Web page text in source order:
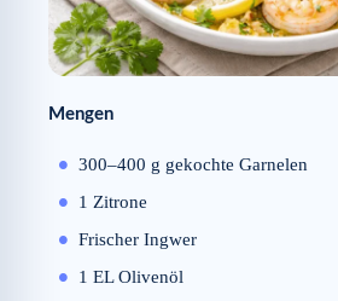
Mengen
300–400 g gekochte Garnelen
1 Zitrone
Frischer Ingwer
1 EL Olivenöl